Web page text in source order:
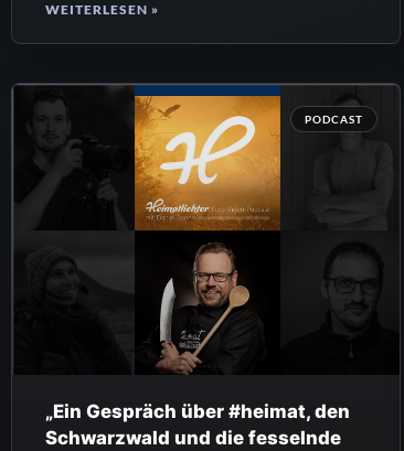
WEITERLESEN »
PODCAST
„Ein Gespräch über #heimat, den
Schwarzwald und die fesselnde